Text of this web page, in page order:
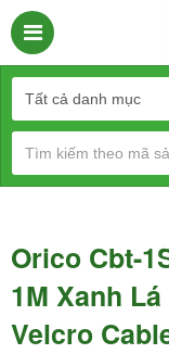
Orico Cbt-
1M Xanh
Velcro